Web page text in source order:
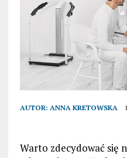
AUTOR: ANNA KRETOWSKA
Warto zdecydować się